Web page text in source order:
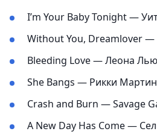
I’m Your Baby Tonight —
Without You, Dreamlover
Bleeding Love — Леона
She Bangs — Рикки Мартин
Crash and Burn — Savage
A New Day Has Come —